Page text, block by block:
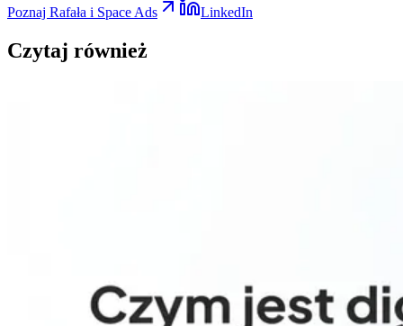
Poznaj Rafała i Space Ads LinkedIn
Czytaj również